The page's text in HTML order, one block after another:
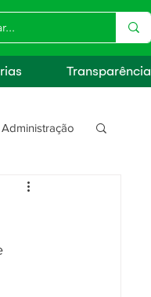
Transparência
Administração